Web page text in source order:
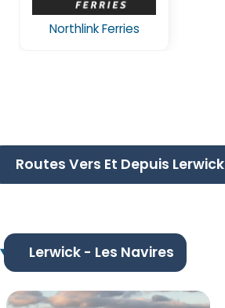
Northlink Ferries
Routes Vers Et Depuis Lerwick
Lerwick - Les Navires